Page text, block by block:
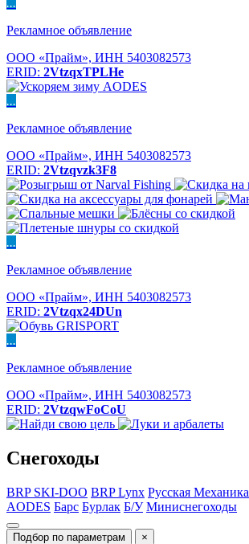
...
Рекламное объявление
ООО «Прайм», ИНН 5403082573
ERID: 2VtzqxTPLHe
...
Рекламное объявление
ООО «Прайм», ИНН 5403082573
ERID: 2Vtzqvzk3F8
...
Рекламное объявление
ООО «Прайм», ИНН 5403082573
ERID: 2Vtzqx24DUn
...
Рекламное объявление
ООО «Прайм», ИНН 5403082573
ERID: 2VtzqwFoCoU
Снегоходы
BRP SKI-DOO BRP Lynx Русская Механика
AODES Барс Бурлак Б/У Миниснегоходы
Подбор по параметрам ×